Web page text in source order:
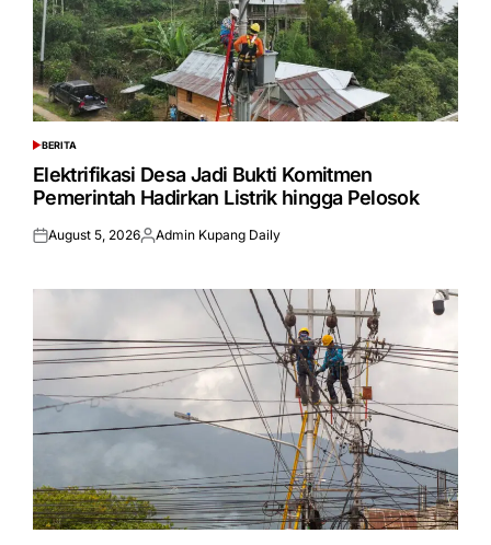
POSTED
IN
BERITA
Elektrifikasi Desa Jadi Bukti Komitmen
Pemerintah Hadirkan Listrik hingga Pelosok
Posted
August 5, 2026Posted
Admin Kupang Daily